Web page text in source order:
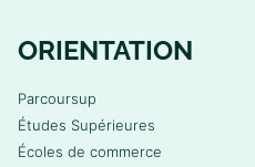
ORIENTATION
Parcoursup
Études Supérieures
Écoles de commerce